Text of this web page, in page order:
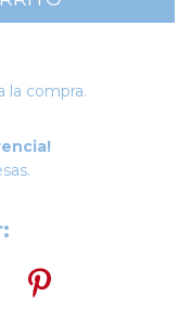
la compra.